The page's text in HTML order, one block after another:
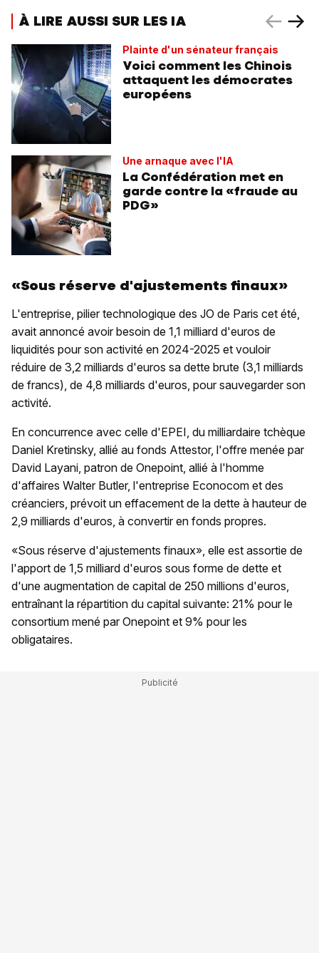
À LIRE AUSSI SUR LES IA
Plainte d'un sénateur français
Voici comment les Chinois
attaquent les démocrates
européens
Une arnaque avec l'IA
La Confédération met en
garde contre la «fraude au
PDG»
«Sous réserve d'ajustements finaux»
L'entreprise, pilier technologique des JO de Paris cet été,
avait annoncé avoir besoin de 1,1 milliard d'euros de
liquidités pour son activité en 2024-2025 et vouloir
réduire de 3,2 milliards d'euros sa dette brute (3,1 milliards
de francs), de 4,8 milliards d'euros, pour sauvegarder son
activité.
En concurrence avec celle d'EPEI, du milliardaire tchèque
Daniel Kretinsky, allié au fonds Attestor, l'offre menée par
David Layani, patron de Onepoint, allié à l'homme
d'affaires Walter Butler, l'entreprise Econocom et des
créanciers, prévoit un effacement de la dette à hauteur de
2,9 milliards d'euros, à convertir en fonds propres.
«Sous réserve d'ajustements finaux», elle est assortie de
l'apport de 1,5 milliard d'euros sous forme de dette et
d'une augmentation de capital de 250 millions d'euros,
entraînant la répartition du capital suivante: 21% pour le
consortium mené par Onepoint et 9% pour les
obligataires.